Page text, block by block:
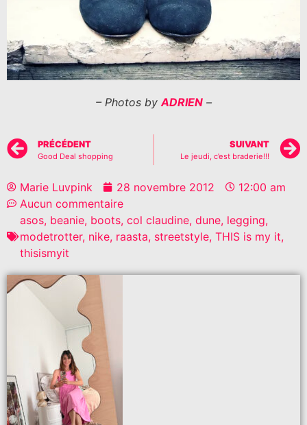
– Photos byADRIEN–
PRÉCÉDENT
Good Deal shopping
SUIVANT
Le jeudi, c’est braderie!!!
Marie Luvpink 28 novembre 2012
12:00 am
Aucun commentaire
asos, beanie, boots, col claudine, dune, legging,
modetrotter, nike, raasta, streetstyle, THIS is my it,
thisismyit